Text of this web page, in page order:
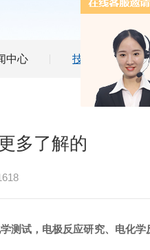
中心 技术文章
多了解的
测试，电极反应研究、电化